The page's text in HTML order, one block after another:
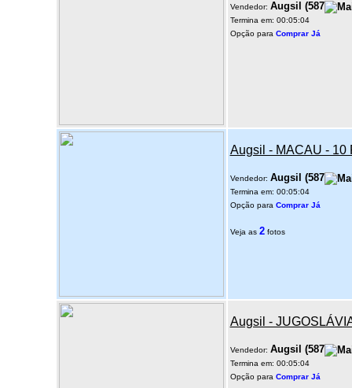
Vendedor: Augsil (587
Termina em: 00:05:04
Opção para Comprar Já
Augsil - MACAU - 10
Vendedor: Augsil (587
Termina em: 00:05:04
Opção para Comprar Já
Veja as 2fotos
Augsil -
Vendedor: Augsil (587
Termina em: 00:05:04
Opção para Comprar Já